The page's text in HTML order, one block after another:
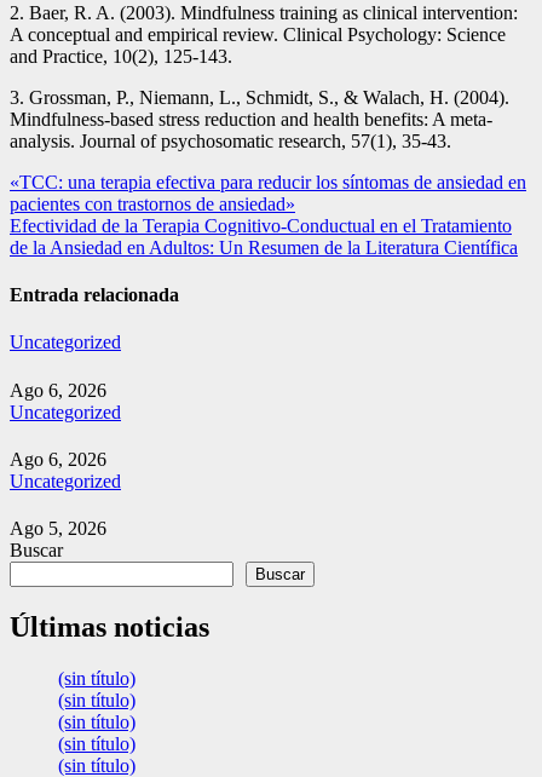
2. Baer, R. A. (2003). Mindfulness training as clinical intervention:
A conceptual and empirical review. Clinical Psychology: Science
and Practice, 10(2), 125-143.
3. Grossman, P., Niemann, L., Schmidt, S., & Walach, H. (2004).
Mindfulness-based stress reduction and health benefits: A meta-
analysis. Journal of psychosomatic research, 57(1), 35-43.
Navegación
de
entradas
«TCC: una terapia efectiva para reducir los síntomas de ansiedad en
pacientes con trastornos de ansiedad»
Efectividad de la Terapia Cognitivo-Conductual en el Tratamiento
de la Ansiedad en Adultos: Un Resumen de la Literatura Científica
Entrada relacionada
Uncategorized
Ago 6, 2026
Uncategorized
Ago 6, 2026
Uncategorized
Ago 5, 2026
Buscar
Buscar
Últimas noticias
(sin título)
(sin título)
(sin título)
(sin título)
(sin título)